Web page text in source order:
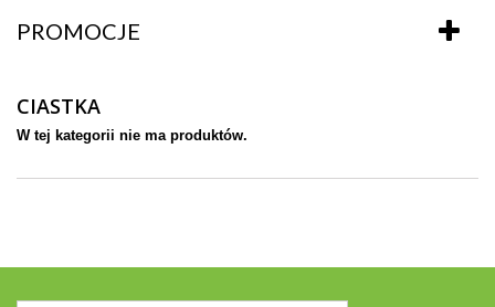
PROMOCJE
CIASTKA
W tej kategorii nie ma produktów.